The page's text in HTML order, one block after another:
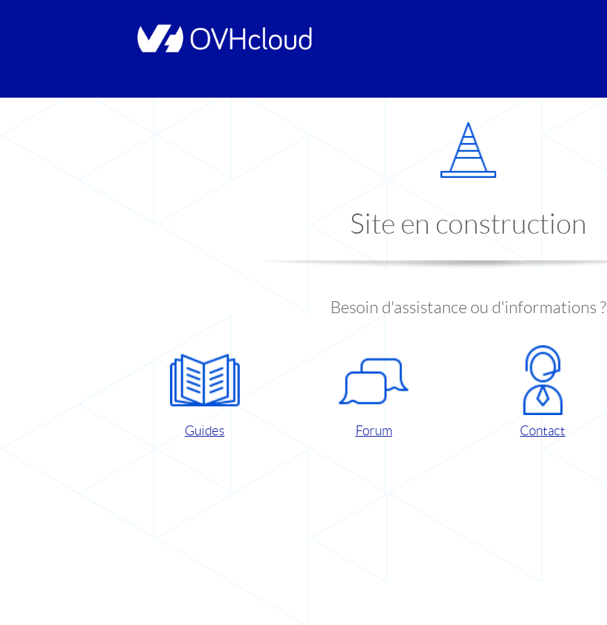
Site en construction
Besoin d'assistance ou d'informations ?
Guides Forum Contact